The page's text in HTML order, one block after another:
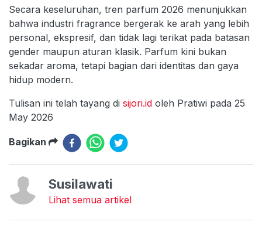
Secara keseluruhan, tren parfum 2026 menunjukkan
bahwa industri fragrance bergerak ke arah yang lebih
personal, ekspresif, dan tidak lagi terikat pada batasan
gender maupun aturan klasik. Parfum kini bukan
sekadar aroma, tetapi bagian dari identitas dan gaya
hidup modern.
Tulisan ini telah tayang di sijori.id oleh Pratiwi pada 25
May 2026
Bagikan
Susilawati
Lihat semua artikel